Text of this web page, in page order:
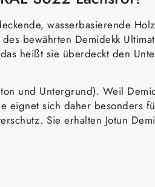
wasserbasierende
bewährten Demidekk
heißt sie überdeckt den
und Untergrund). Weil
sich daher besonders
Sie erhalten Jotun